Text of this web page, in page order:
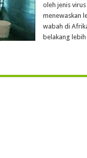
oleh jenis
menewaskan
wabah di
belakang